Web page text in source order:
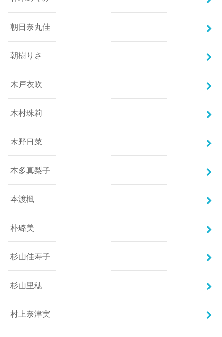
朝日奈丸佳
朝樹りさ
木戸衣吹
木村珠莉
木野日菜
本多真梨子
本渡楓
朴璐美
杉山佳寿子
杉山里穂
村上奈津実